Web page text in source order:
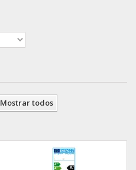
Mostrar todos